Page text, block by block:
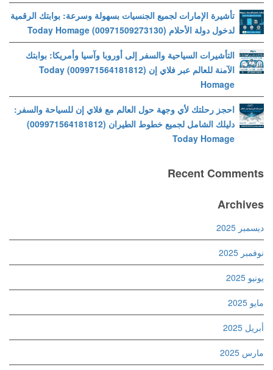
تأشيرة الإمارات لجميع الجنسيات بسهولة وسرعة: بوابتك الرقمية
لدخول دولة الأحلام (00971509273130) Today Homage
التأشيرات السياحية والسفر إلى أوروبا وآسيا وأمريكا: بوابتك
الآمنة للعالم عبر فلاي إن (009971564181812) Today
Homage
احجز رحلتك لأي وجهة حول العالم مع فلاي إن للسياحة والسفر:
دليلك الشامل لجميع خطوط الطيران (009971564181812)
Today Homage
Recent Comments
Archives
ديسمبر 2025
نوفمبر 2025
يونيو 2025
مايو 2025
أبريل 2025
مارس 2025